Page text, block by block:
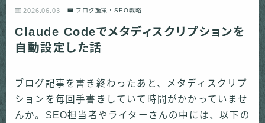
2026.06.03 ブログ施策・SEO戦略
Claude Codeでメタディスクリプションを
自動設定した話
ブログ記事を書き終わったあと、メタディスクリプ
ションを毎回手書きしていて時間がかかっていませ
んか。SEO担当者やライターさんの中には、以下の